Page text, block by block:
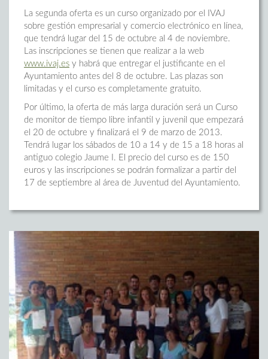
La segunda oferta es un curso organizado por el IVAJ
sobre gestión empresarial y comercio electrónico en línea,
que tendrá lugar del 15 de octubre al 4 de noviembre.
Las inscripciones se tienen que realizar a la web
www.ivaj.es y habrá que entregar el justificante en el
Ayuntamiento antes del 8 de octubre. Las plazas son
limitadas y el curso es completamente gratuito.
Por último, la oferta de más larga duración será un Curso
de monitor de tiempo libre infantil y juvenil que empezará
el 20 de octubre y finalizará el 9 de marzo de 2013.
Tendrá lugar los sábados de 10 a 14 y de 15 a 18 horas al
antiguo colegio Jaume I. El precio del curso es de 150
euros y las inscripciones se podrán formalizar a partir del
17 de septiembre al área de Juventud del Ayuntamiento.